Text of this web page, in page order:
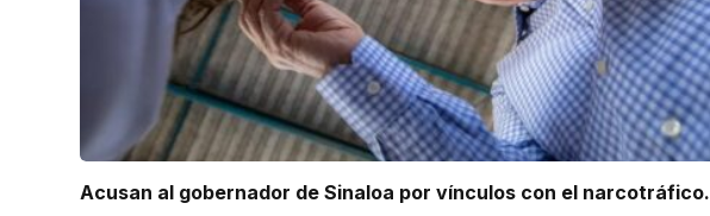
Acusan al gobernador de Sinaloa por vínculos con el narcotráfico.